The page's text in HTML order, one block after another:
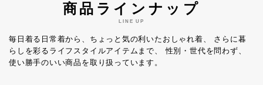
商品ラインナップ
LINE UP
毎日着る日常着から、ちょっと気の利いたおしゃれ着、
さらに暮
らしを彩るライフスタイルアイテムまで、
性別・世代を問わず、
使い勝手のいい商品を取り扱っています。